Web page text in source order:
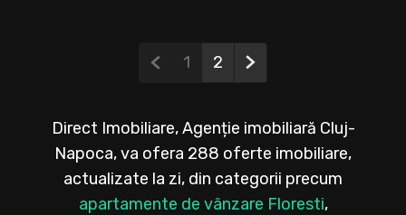
Pagina anterioară
1 2 Pagina următoare
Direct Imobiliare, Agenție imobiliară Cluj-
Napoca, va ofera 288 oferte imobiliare,
actualizate la zi, din categorii precum
apartamente de vânzare Floresti,